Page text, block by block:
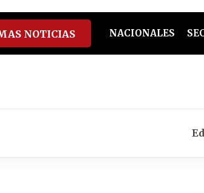
spotify
NOTICIAS NACIONALES